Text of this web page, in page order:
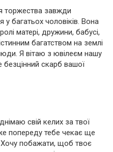
торжества завжди
у багатьох чоловіків. Вона
матері, дружини, бабусі,
багатством на землі
Я вітаю з ювілеєм нашу
безцінний скарб вашої
свій келих за твої
попереду тебе чекає ще
Хочу побажати, щоб твоє